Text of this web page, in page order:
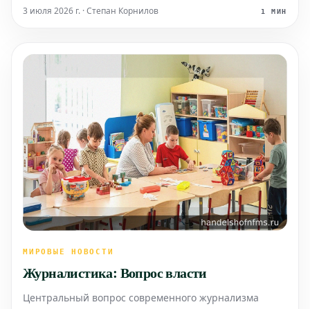
работы смогут возобновиться только после того, как
3 июля 2026 г. · Степан Корнилов 1 МИН
МИРОВЫЕ НОВОСТИ
Журналистика: Вопрос власти
Центральный вопрос современного журнализма